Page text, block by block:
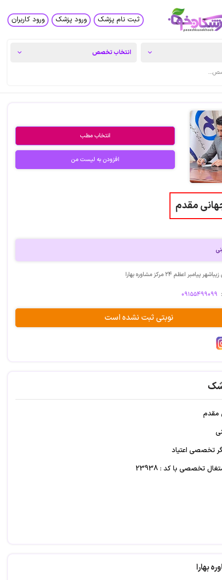
ثبت نام پزشک ورود پزشک ورود کاربران
انتخاب مطب
افزودن به لیست من
مقدم
اعظم ۲۴ مرکز مشاوره بهارا
۰۹۱۵۵۴۹۹۰۹۹
نوبتی ثبت نشده است
مقدم
تخصصی اعتیاد
تخصصی با کد : 23938
بهارا